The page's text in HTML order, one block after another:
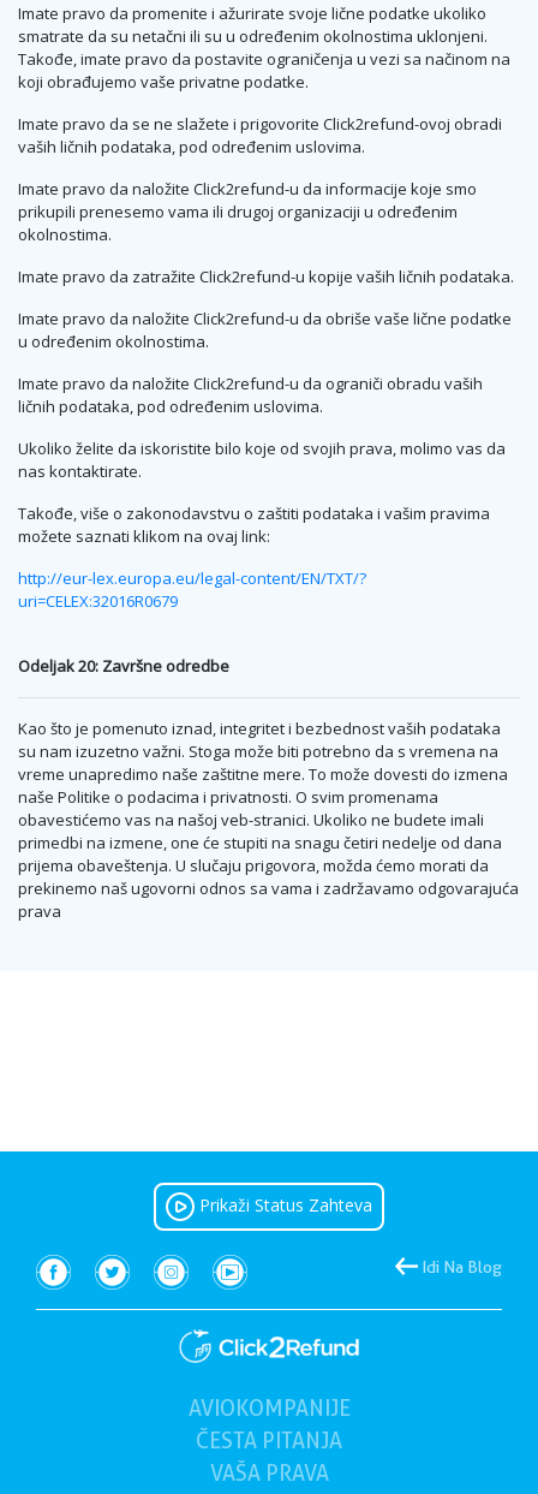
Imate pravo da promenite i ažurirate svoje lične podatke ukoliko
smatrate da su netačni ili su u određenim okolnostima uklonjeni.
Takođe, imate pravo da postavite ograničenja u vezi sa načinom na
koji obrađujemo vaše privatne podatke.
Imate pravo da se ne slažete i prigovorite Click2refund-ovoj obradi
vaših ličnih podataka, pod određenim uslovima.
Imate pravo da naložite Click2refund-u da informacije koje smo
prikupili prenesemo vama ili drugoj organizaciji u određenim
okolnostima.
Imate pravo da zatražite Click2refund-u kopije vaših ličnih podataka.
Imate pravo da naložite Click2refund-u da obriše vaše lične podatke
u određenim okolnostima.
Imate pravo da naložite Click2refund-u da ograniči obradu vaših
ličnih podataka, pod određenim uslovima.
Ukoliko želite da iskoristite bilo koje od svojih prava, molimo vas da
nas kontaktirate.
Takođe, više o zakonodavstvu o zaštiti podataka i vašim pravima
možete saznati klikom na ovaj link:
http://eur-lex.europa.eu/legal-content/EN/TXT/?
uri=CELEX:32016R0679
Odeljak 20: Završne odredbe
Kao što je pomenuto iznad, integritet i bezbednost vaših podataka
su nam izuzetno važni. Stoga može biti potrebno da s vremena na
vreme unapredimo naše zaštitne mere. To može dovesti do izmena
naše Politike o podacima i privatnosti. O svim promenama
obavestićemo vas na našoj veb-stranici. Ukoliko ne budete imali
primedbi na izmene, one će stupiti na snagu četiri nedelje od dana
prijema obaveštenja. U slučaju prigovora, možda ćemo morati da
prekinemo naš ugovorni odnos sa vama i zadržavamo odgovarajuća
prava
Prikaži Status Zahteva
Idi Na Blog
AVIOKOMPANIJE
ČESTA PITANJA
VAŠAPRAVA